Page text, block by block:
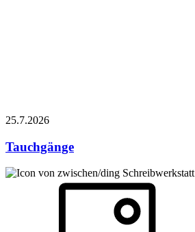
25.7.2026
Tauchgänge
Schreibwerkstatt